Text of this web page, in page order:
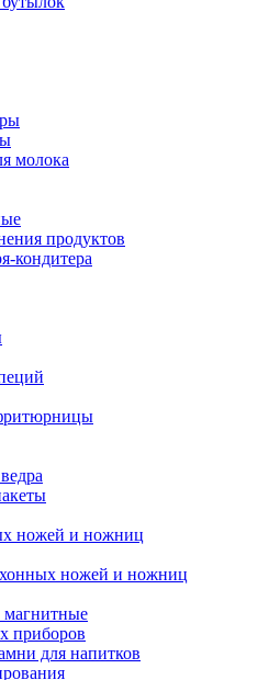
молока
продуктов
кондитера
ножей и ножниц
ножей и ножниц
магнитные
приборов
для напитков